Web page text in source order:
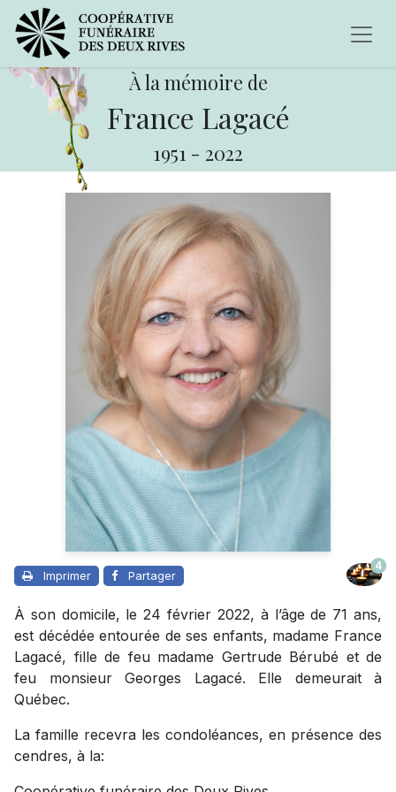
À la mémoire de
France Lagacé
1951 - 2022
Imprimer Partager
4
À son domicile, le 24 février 2022, à l’âge de 71 ans,
est décédée entourée de ses enfants, madame France
Lagacé, fille de feu madame Gertrude Bérubé et de
feu monsieur Georges Lagacé. Elle demeurait à
Québec.
La famille recevra les condoléances, en présence des
cendres, à la: